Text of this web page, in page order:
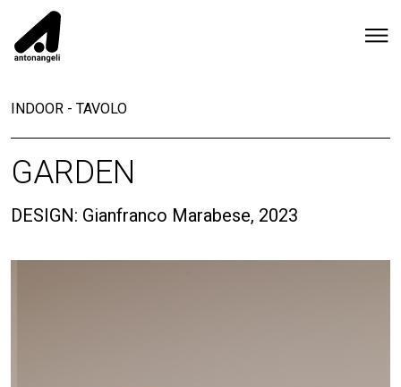
INDOOR - TAVOLO
GARDEN
DESIGN: Gianfranco Marabese, 2023